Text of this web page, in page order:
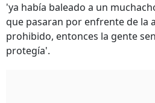
'ya había baleado a un
que pasaran por enfrente de la
prohibido, entonces la gente
protegía'.